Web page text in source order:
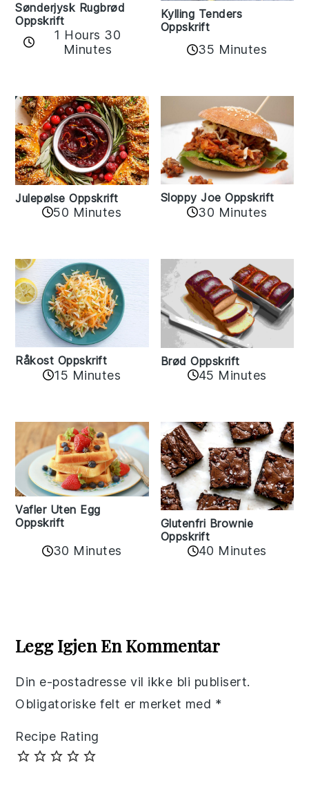
Sønderjysk Rugbrød
Oppskrift
1 Hours 30
Minutes
Kylling Tenders
Oppskrift
35 Minutes
Julepølse Oppskrift
50 Minutes
Sloppy Joe Oppskrift
30 Minutes
Råkost Oppskrift
15 Minutes
Brød Oppskrift
45 Minutes
Vafler Uten Egg
Oppskrift
30 Minutes
Glutenfri Brownie
Oppskrift
40 Minutes
Interactions
Legg Igjen En Kommentar
Din e-postadresse vil ikke bli publisert.
Obligatoriske felt er merket med *
Recipe Rating